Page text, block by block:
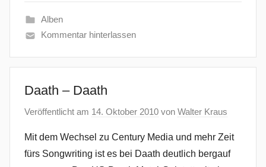
Alben
Kommentar hinterlassen
Daath – Daath
Veröffentlicht am 14. Oktober 2010 von Walter Kraus
Mit dem Wechsel zu Century Media und mehr Zeit
fürs Songwriting ist es bei Daath deutlich bergauf